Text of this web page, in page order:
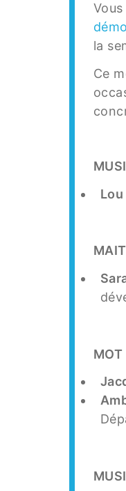
la
Ce
Lou
MOT